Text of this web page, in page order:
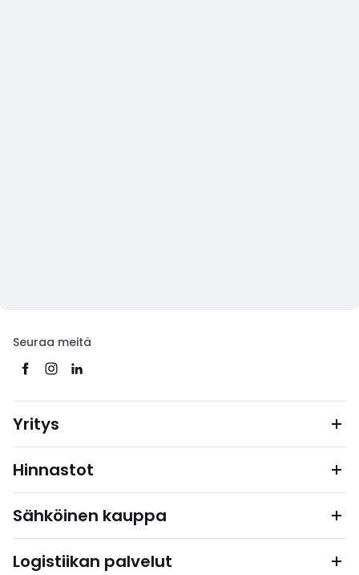
Seuraa meitä
Yritys
Hinnastot
Sähköinen kauppa
Logistiikan palvelut